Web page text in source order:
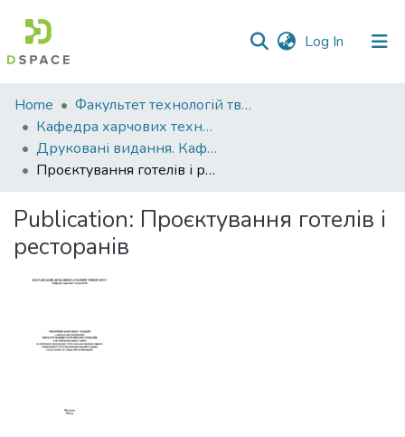
Log In (current)
Communities
&
Collections
All of DSpace
Statistics
Home
Факультет технологій тваринництва та продовольства
Кафедра харчових технологій
Друковані видання. Кафедра харчових технологій
Проєктування готелів і ресторанів
Publication: Проєктування готелів і
ресторанів